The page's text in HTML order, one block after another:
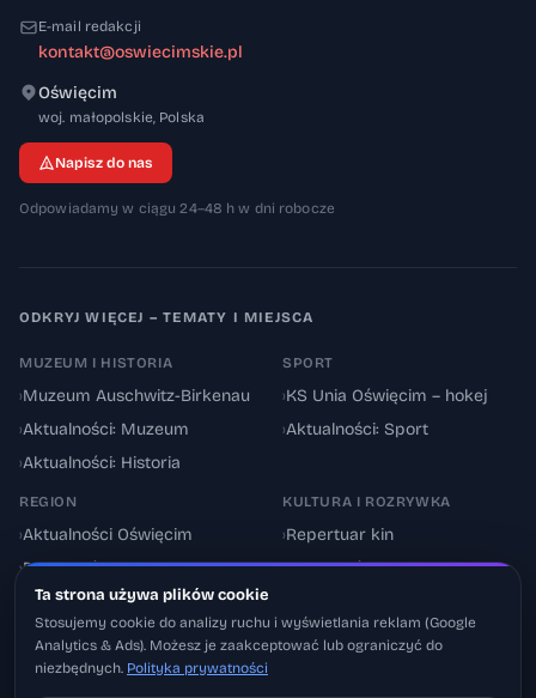
E-mail redakcji
kontakt@oswiecimskie.pl
Oświęcim
woj. małopolskie, 32-600
Polska
Napisz do nas
Odpowiadamy w ciągu 24–48 h w dni robocze
ODKRYJ WIĘCEJ – TEMATY I MIEJSCA
MUZEUM I HISTORIA
›Muzeum Auschwitz-Birkenau
›Aktualności: Muzeum
›Aktualności: Historia
SPORT
›KS Unia Oświęcim – hokej
›Aktualności: Sport
REGION
›Aktualności Oświęcim
›Powiat oświęcimski
Utrudnienia drogowe
KULTURA I ROZRYWKA
›Repertuar kin
›Aktualności: Kultura
Ta strona używa plików cookie
Stosujemy cookie do analizy ruchu i wyświetlania reklam (Google
Analytics & Ads). Możesz je zaakceptować lub ograniczyć do
niezbędnych. Polityka prywatności